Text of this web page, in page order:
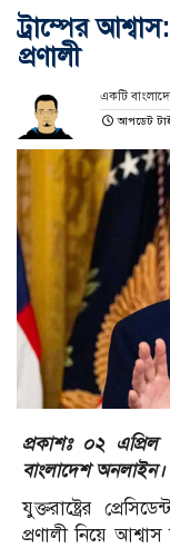
ট্রাম্পের
প্রণালী
একটি
আপডেট
প্রকাশঃ ০২
বাংলাদেশ অনলাইন।
যুক্তরাষ্ট্রের
প্রণালী নিয়ে